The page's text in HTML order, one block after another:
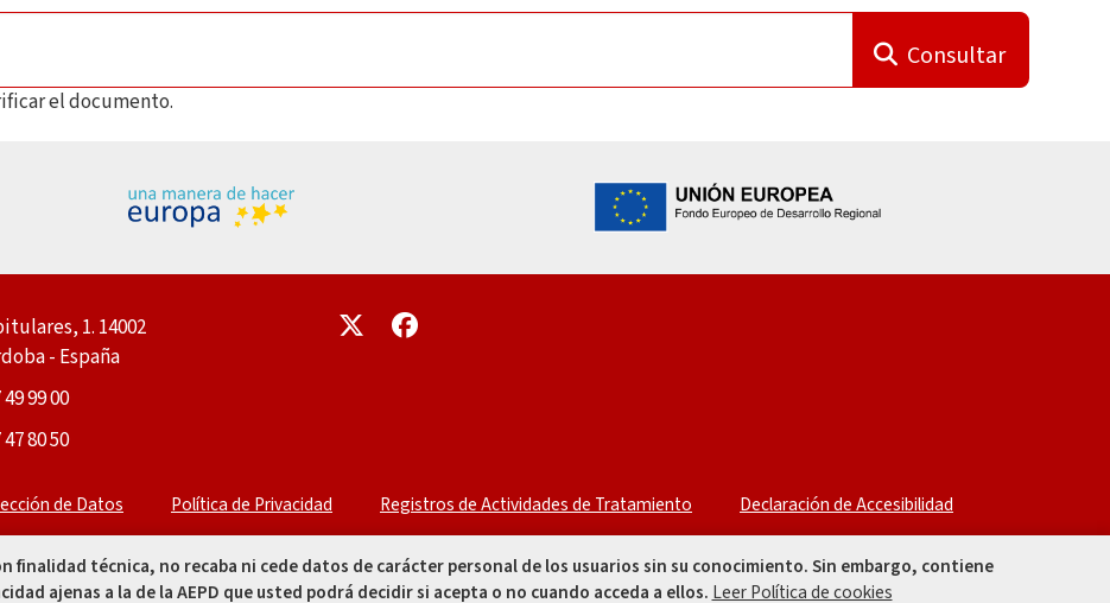
Consultar
el documento.
1. 14002
- España
99 00
80 50
Enlace
de Datos Política de Privacidad Registros de Actividades de Tratamiento Declaración de Accesibilidad
finalidad técnica, no recaba ni cede datos de carácter personal de los usuarios sin su conocimiento. Sin embargo, contiene
ajenas a la de la AEPD que usted podrá decidir si acepta o no cuando acceda a ellos. Leer Política de cookies